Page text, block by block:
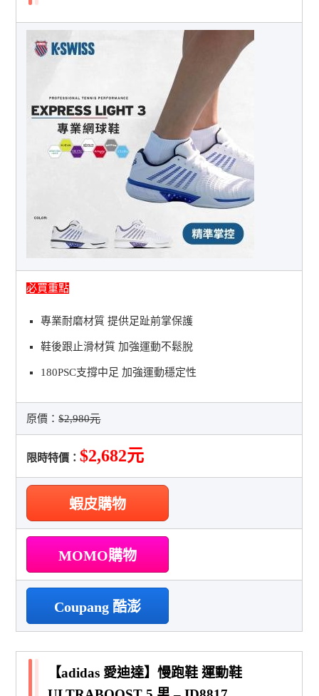
必買重點
專業耐磨材質 提供足趾前掌保護
鞋後跟止滑材質 加強運動不鬆脫
180PSC支撐中足 加強運動穩定性
原價：$2,980元
限時特價：$2,682元
蝦皮購物
MOMO購物
Coupang 酷澎
【adidas 愛迪達】慢跑鞋 運動鞋